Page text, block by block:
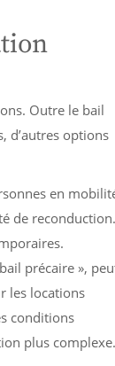
Outre le bail
d’autres options
en
de reconduction.
précaire »,
les locations
conditions
plus complexe.